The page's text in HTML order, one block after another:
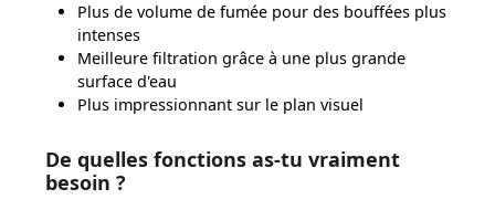
Plus de volume de fumée pour des bouffées plus
intenses
Meilleure filtration grâce à une plus grande
surface d'eau
Plus impressionnant sur le plan visuel
De quelles fonctions as-tu vraiment
besoin ?